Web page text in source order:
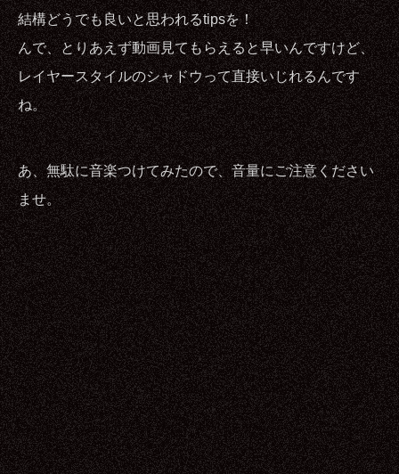
結構どうでも良いと思われるtipsを！
んで、とりあえず動画見てもらえると早いんですけど、
レイヤースタイルのシャドウって直接いじれるんです
ね。
あ、無駄に音楽つけてみたので、音量にご注意ください
ませ。